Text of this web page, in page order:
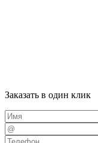
Заказать в один клик